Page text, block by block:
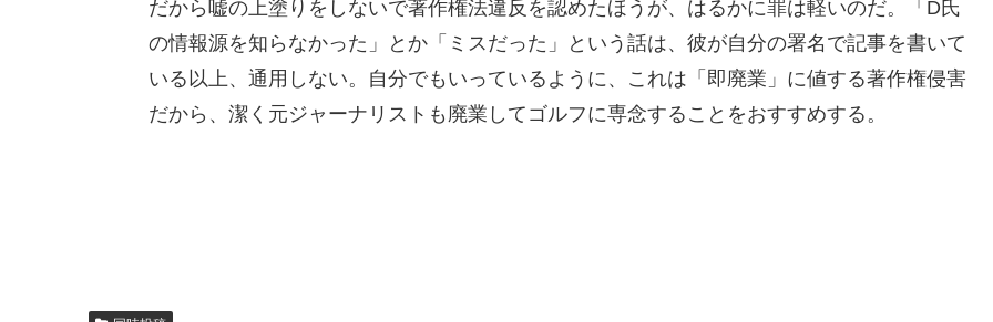
だから嘘の上塗りをしないで著作権法違反を認めたほうが、はるかに罪は軽いのだ。「D氏
の情報源を知らなかった」とか「ミスだった」という話は、彼が自分の署名で記事を書いて
いる以上、通用しない。自分でもいっているように、これは「即廃業」に値する著作権侵害
だから、潔く元ジャーナリストも廃業してゴルフに専念することをおすすめする。